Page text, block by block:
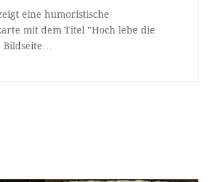
eine humoristische
mit dem Titel "Hoch lebe die
Bildseite…